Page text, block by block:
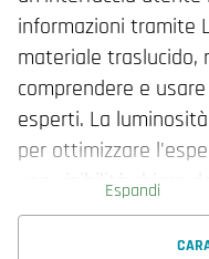
informazioni tramite
materiale traslucido,
comprendere e
esperti. La
per ottimizzare
una visibilità chiara
Durante la notte, il
completamente
Espandi